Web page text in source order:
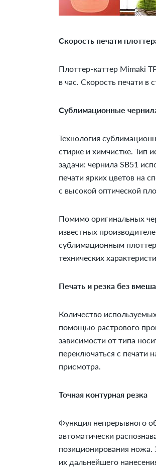
Скорость печати
Плоттер-каттер Mimaki
в час. Скорость печати в
Сублимационные
Технология
стирке и химчистке. Тип
задачи: чернила SB51
печати ярких цветов на
с высокой оптической
Помимо оригинальных
известных
сублимационным
технических
Печать и резка без
Количество
помощью растрового
зависимости от типа
переключаться с печати
присмотра.
Точная контурная резка
Функция непрерывного
автоматически
позиционирования ножа.
их дальнейшего